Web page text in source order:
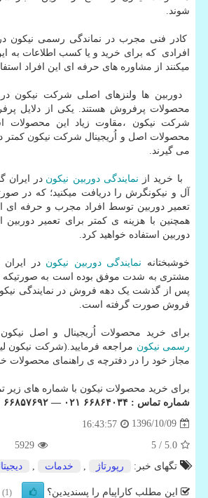
شوند.
کادر فنی مجرب در نماندگی رسمی نیکون
افرادی که برای خرید و یا کسب اطلاعات به
میکنند از مشاوره های حرفه ای این افراد
دوربین ها ولنزهای اصلی شرکت نیکون
محصولات پرفروش هستند. یکی از دلایل
شرکت نیکون ،مقاوت زیاد این محصولات
محصولات اصل و اُریجینال شرکت نیکون کمتر
می گیرند.
با خرید از نمایندگی دوربین نیکون در ایران
آل و نیکونگرش را دریافت میکنید؛ که در
تعمیر دوربین توسط افراد مجرب و حرفه ای
همچنین با هزینه ی کمتر برای تعمیر دوربین
دوربین استفاده خواهید کرد.
خوشبختانه نمایندگی دوربین نیکون در
مشتری به شدت موفق بوده است به صورتیکه
فروش صورت گرفته است.
برای خرید محصولات اُریجینال و اصل نیکون
رسمی نیکون مراجعه فرمایید.(شرکت نیکون
مجاز خود را در دفترچه ی راهنمای محصولات
برای خرید محصولات نیکون با شماره های زیر
شماره تماس : ۶۶۸۶۴۰۳۴ ۰۲۱ — ۶۶۸۵۷۶۹۲ ۰۲۱
1396/10/09
16:43:57
5.0
/ 5
5929
تگهای خبر:
رپورتاژ خدمات
این مطلب کاراپیام را پسندیدین؟ (1)